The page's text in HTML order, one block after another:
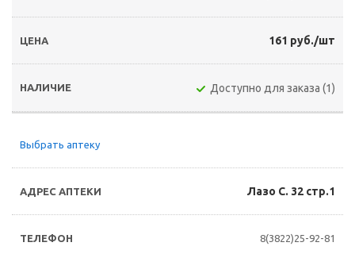
161 руб./шт
Доступно для заказа (1)
Выбрать аптеку
Лазо С. 32 стр.1
8(3822)25-92-81